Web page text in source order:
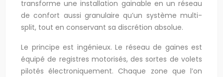
transforme une installation gainable en un réseau
de confort aussi granulaire qu’un système multi-
split, tout en conservant sa discrétion absolue.
Le principe est ingénieux. Le réseau de gaines est
équipé de registres motorisés, des sortes de volets
pilotés électroniquement. Chaque zone que l’on